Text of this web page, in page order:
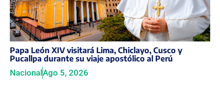
Papa León XIV visitará Lima, Chiclayo, Cusco y
Pucallpa durante su viaje apostólico al Perú
Nacional Ago 5, 2026